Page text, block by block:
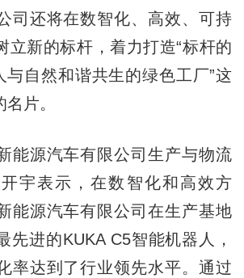
司还将在数智化、高效、可持
立新的标杆，着力打造“标杆的
与自然和谐共生的绿色工厂”这
片。
源汽车有限公司生产与物流
宇表示，在数智化和高效方
能源汽车有限公司在生产基地
先进的KUKA C5智能机器人，
率达到了行业领先水平。通过